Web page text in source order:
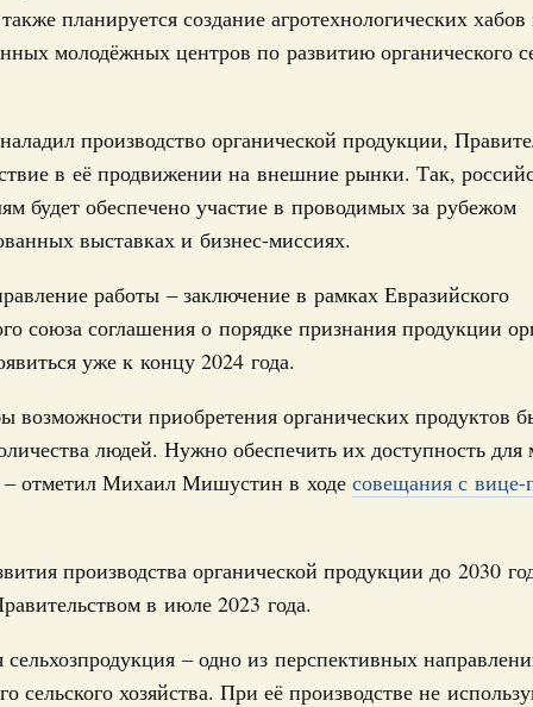
планируется создание агротехнологических
молодёжных центров по развитию органического
производство органической продукции,
в её продвижении на внешние рынки. Так,
будет обеспечено участие в проводимых за рубежом
выставках и бизнес-миссиях.
работы – заключение в рамках Евразийского
союза соглашения о порядке признания продукции
уже к концу 2024 года.
возможности приобретения органических продуктов
людей. Нужно обеспечить их доступность для
– отметил Михаил Мишустин в ходе совещания с вице-
производства органической продукции до 2030
в июле 2023 года.
сельхозпродукция – одно из перспективных
сельского хозяйства. При её производстве не
,5 августа 2026,Вопросы производительности труда и
итогам стратегической сессии,
труда
Омской области в рамках
июля, пятница
отдельных категорий граждан
более 7,4 млрд рублей на предоставление
ЖКУ отдельным категориям граждан
р
Федерации. Межбюджетные отношения
по бюджетным кредитам ещё двум
р
финансирование Дагестану и Чечне
Для
Email